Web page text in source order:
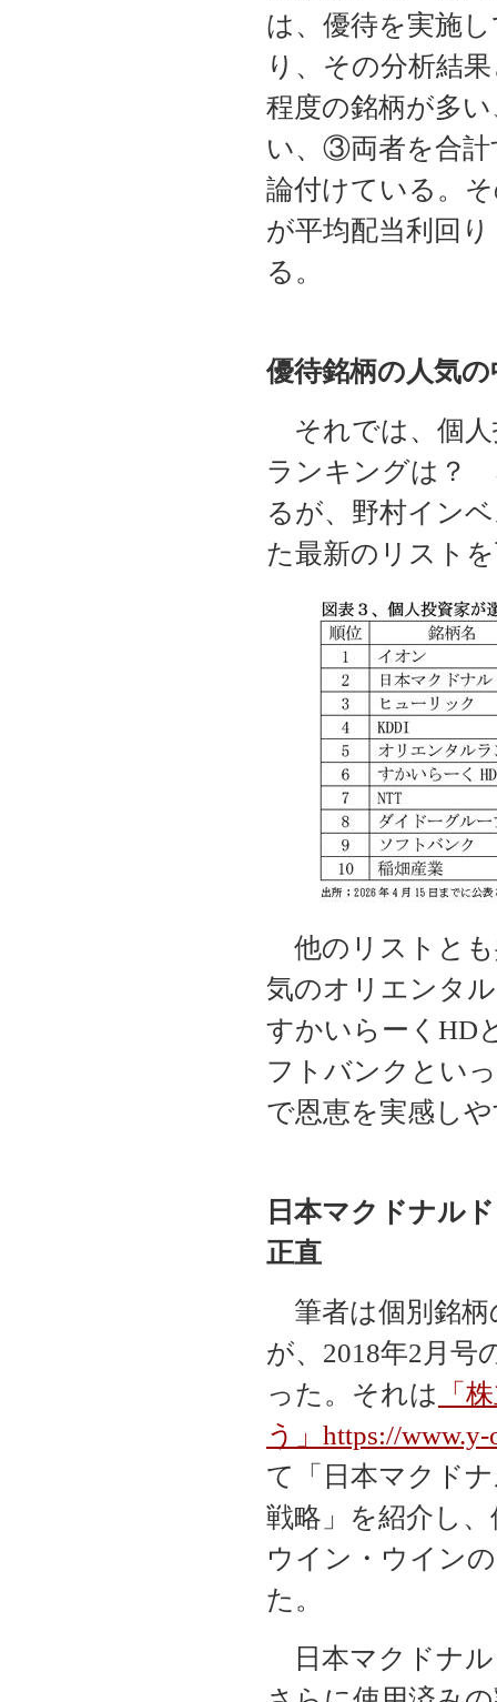
は、優待を実施
り、その分析結
程度の銘柄が多
い、③両者を合
論付けている。
が平均配当利回
る。
優待銘柄の人気
それでは、個人
ランキングは？
るが、野村イン
た最新のリスト
他のリストとも
気のオリエンタ
すかいらーくHD
フトバンクとい
で恩恵を実感し
日本マクドナル
正直
筆者は個別銘柄
が、2018年2月号
った。それは
「
う」 https://www.y-
て「日本マクド
戦略」を紹介し
ウイン・ウイン
た。
日本マクドナル